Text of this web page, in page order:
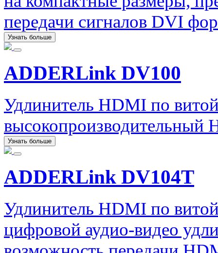
передачи сигналов DVI
Узнать больше
ADDERLink DV100
Удлинитель HDMI по
высокопроизводительный
Узнать больше
ADDERLink DV104T
Удлинитель HDMI по
цифровой аудио-видео